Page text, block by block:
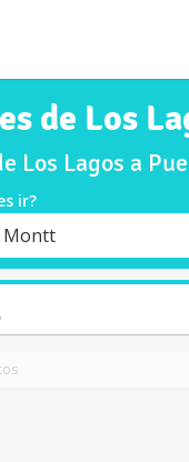
de Los
Los Lagos a
ir?
Montt